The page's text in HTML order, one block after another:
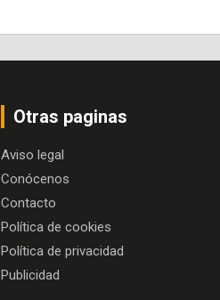
Otras paginas
Aviso legal
Conócenos
Contacto
Política de cookies
Política de privacidad
Publicidad